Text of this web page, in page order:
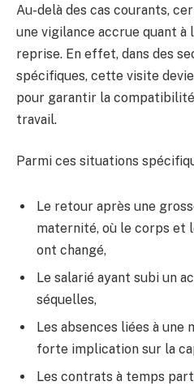
Au-delà des cas courants,
une vigilance accrue quant à
reprise. En effet, dans des
spécifiques, cette visite
pour garantir la
travail.
Parmi ces situations
Le retour après une
maternité, où le corps et
ont changé,
Le salarié ayant subi un
séquelles,
Les absences liées à une
forte implication sur la
Les contrats à temps